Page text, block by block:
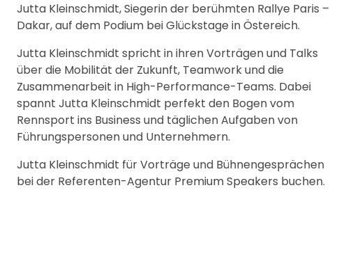
Jutta Kleinschmidt, Siegerin der berühmten Rallye Paris –
Dakar, auf dem Podium bei Glückstage in Östereich.
Jutta Kleinschmidt spricht in ihren Vorträgen und Talks
über die Mobilität der Zukunft, Teamwork und die
Zusammenarbeit in High-Performance-Teams. Dabei
spannt Jutta Kleinschmidt perfekt den Bogen vom
Rennsport ins Business und täglichen Aufgaben von
Führungspersonen und Unternehmern.
Jutta Kleinschmidt für Vorträge und Bühnengesprächen
bei der Referenten-Agentur Premium Speakers buchen.